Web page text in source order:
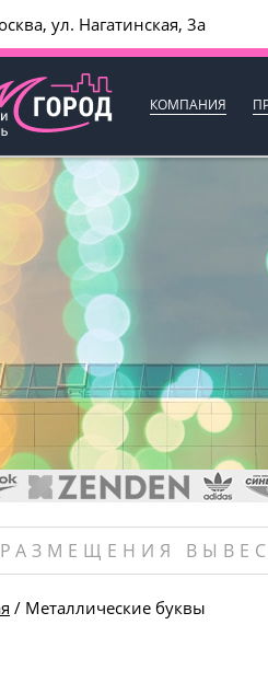
ул. Нагатинская, 3а
КОМПАНИЯ
/ Металлические буквы